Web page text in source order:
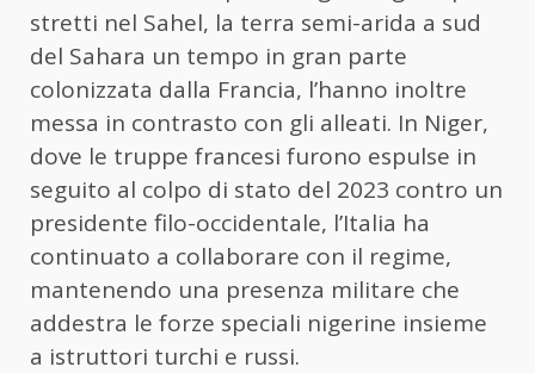
stretti nel Sahel, la terra semi-arida a sud
del Sahara un tempo in gran parte
colonizzata dalla Francia, l’hanno inoltre
messa in contrasto con gli alleati. In Niger,
dove le truppe francesi furono espulse in
seguito al colpo di stato del 2023 contro un
presidente filo-occidentale, l’Italia ha
continuato a collaborare con il regime,
mantenendo una presenza militare che
addestra le forze speciali nigerine insieme
a istruttori turchi e russi.